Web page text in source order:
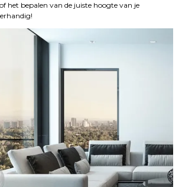
of het bepalen van de juiste hoogte van je